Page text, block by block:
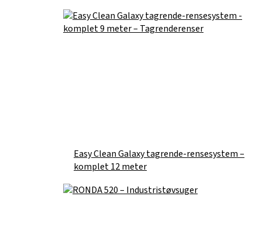
Easy Clean Galaxy tagrende-rensesystem –
komplet 12 meter